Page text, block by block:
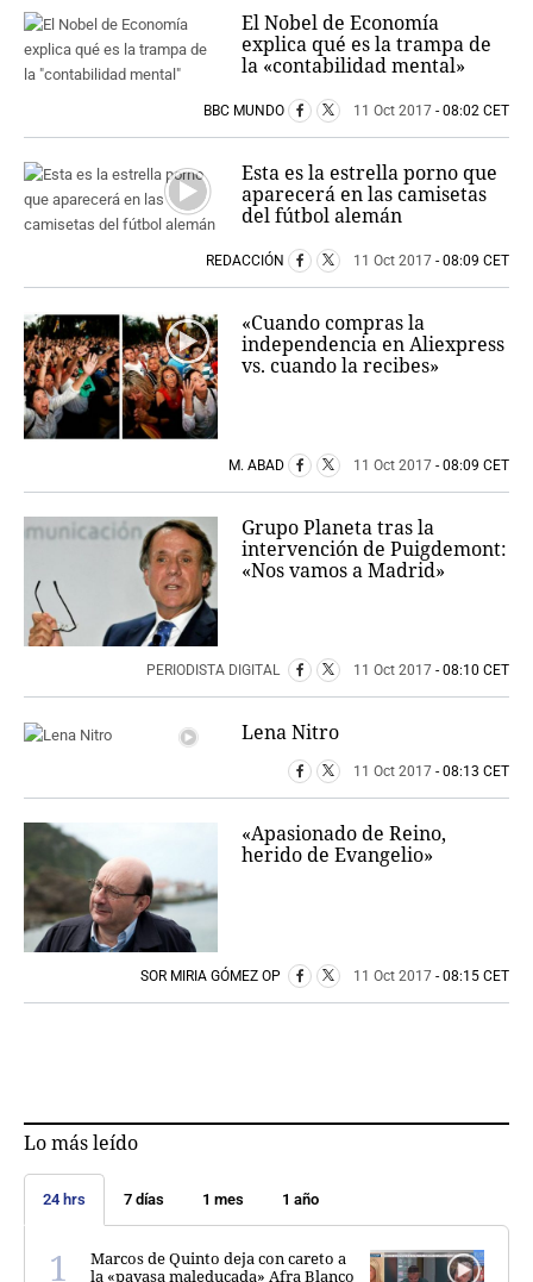
El Nobel de Economía
explica qué es la trampa de
la «contabilidad mental»
BBC MUNDO 11 Oct 2017 - 08:02 CET
Esta es la estrella porno que
aparecerá en las camisetas
del fútbol alemán
REDACCIÓN 11 Oct 2017 - 08:09 CET
«Cuando compras la
independencia en Aliexpress
vs. cuando la recibes»
M. ABAD 11 Oct 2017 - 08:09 CET
Grupo Planeta tras la
intervención de Puigdemont:
«Nos vamos a Madrid»
PERIODISTA DIGITAL 11 Oct 2017 - 08:10 CET
Lena Nitro
11 Oct 2017 - 08:13 CET
«Apasionado de Reino,
herido de Evangelio»
SOR MIRIA GÓMEZ OP 11 Oct 2017 - 08:15 CET
Lo más leído
24 hrs 7 días 1 mes 1 año
Marcos de Quinto deja con careto a
la «payasa maleducada» Afra Blanco